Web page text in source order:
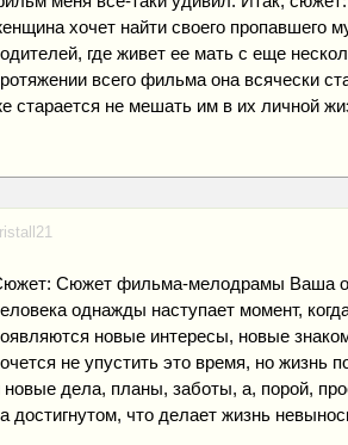
хочет найти своего пропавшего
где живет ее мать с еще
всего фильма она всячески
старается не мешать им в их личной
Сюжет фильма-мелодрамы Ваша
однажды наступает момент,
новые интересы, новые
не упустить это время, но жизнь
новые дела, планы, заботы, а, порой,
достигнутом, что делает жизнь